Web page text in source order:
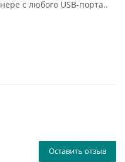
с любого USB-порта..
Оставить отзыв